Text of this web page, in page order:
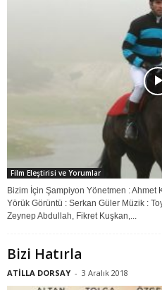
Film Eleştirisi ve Yorumlar
Bizim İçin Şampiyon Yönetmen : Ahmet
Yörük Görüntü : Serkan Güler Müzik :
Zeynep Abdullah, Fikret Kuşkan,...
Bizi Hatırla
ATİLLA DORSAY - 3 Aralık 2018